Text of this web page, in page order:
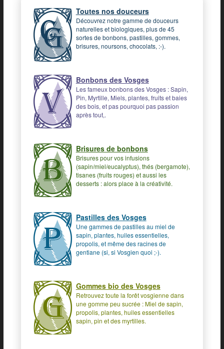
Toutes nos douceurs
Découvrez notre gamme de douceurs
naturelles et biologiques, plus de 45
sortes de bonbons, pastilles, gommes,
brisures, noursons, chocolats, :-).
Bonbons des Vosges
Les fameux bonbons des Vosges : Sapin,
Pin, Myrtille, Miels, plantes, fruits et baies
des bois, et pas pourquoi pas passion
après tout,.
Brisures de bonbons
Brisures pour vos infusions
(sapin/miel/eucalyptus), thés (bergamote),
tisanes (fruits rouges) et aussi les
desserts : alors place à la créativité.
Pastilles des Vosges
Une gammes de pastilles au miel de
sapin, plantes, huiles essentielles,
propolis, et même des racines de
gentiane (si, si Vosgien quoi ;-).
Gommes bio des Vosges
Retrouvez toute la forêt vosgienne dans
une gomme peu sucrée : Miel de sapin,
propolis, plantes, huiles essentielles
sapin, pin et des myrtilles.